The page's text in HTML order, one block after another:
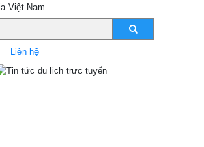
Liên hệ